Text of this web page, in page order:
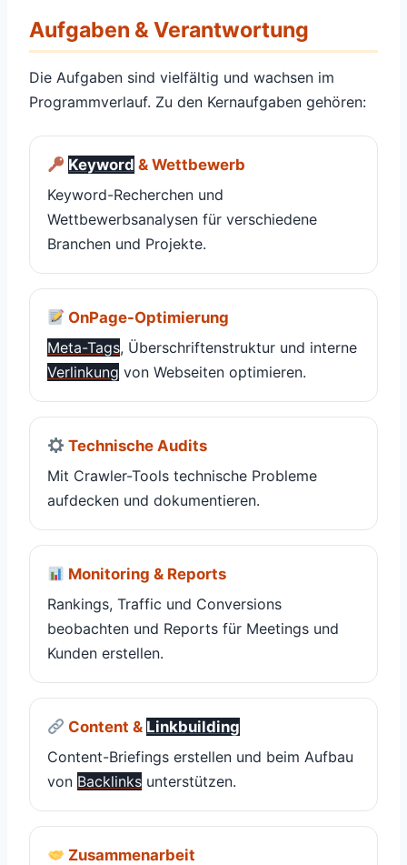
Aufgaben & Verantwortung
Die Aufgaben sind vielfältig und wachsen im
Programmverlauf. Zu den Kernaufgaben gehören:
Keyword & Wettbewerb
Keyword-Recherchen und
Wettbewerbsanalysen für verschiedene
Branchen und Projekte.
OnPage-Optimierung
Meta-Tags, Überschriftenstruktur und interne
Verlinkung von Webseiten optimieren.
Technische Audits
Mit Crawler-Tools technische Probleme
aufdecken und dokumentieren.
Monitoring & Reports
Rankings, Traffic und Conversions
beobachten und Reports für Meetings und
Kunden erstellen.
Content & Linkbuilding
Content-Briefings erstellen und beim Aufbau
von Backlinks unterstützen.
Zusammenarbeit